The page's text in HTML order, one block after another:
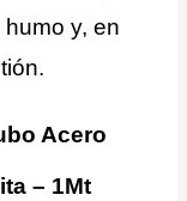
y, en
Acero
– 1Mt